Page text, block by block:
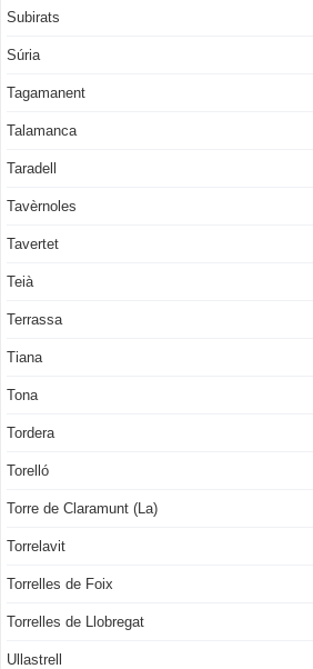
Subirats
Súria
Tagamanent
Talamanca
Taradell
Tavèrnoles
Tavertet
Teià
Terrassa
Tiana
Tona
Tordera
Torelló
Torre de Claramunt (La)
Torrelavit
Torrelles de Foix
Torrelles de Llobregat
Ullastrell